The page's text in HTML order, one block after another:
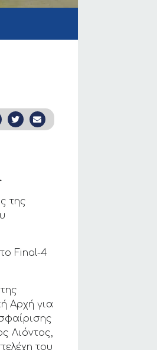
της
Final-4
Αρχή για
Λιόντος,
του